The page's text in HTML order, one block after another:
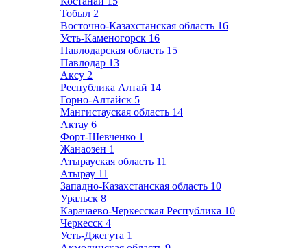
Тобыл 2
Восточно-Казахстанская область 16
Усть-Каменогорск 16
Павлодарская область 15
Павлодар 13
Аксу 2
Республика Алтай 14
Горно-Алтайск 5
Мангистауская область 14
Актау 6
Форт-Шевченко 1
Жанаозен 1
Атырауская область 11
Атырау 11
Западно-Казахстанская область 10
Уральск 8
Карачаево-Черкесская Республика 10
Черкесск 4
Усть-Джегута 1